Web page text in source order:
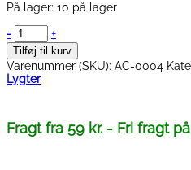
På lager: 10 på lager
- KaWe
LED
Pencil
Lygte
antal
+
Tilføj til kurv
Varenummer (SKU): AC-0004
Lygter
Fragt fra 59 kr. - Fri fragt